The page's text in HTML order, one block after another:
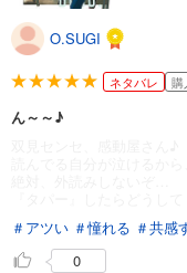
O.SUGI
ネタバレ 購
ん～～♪
＃アツい ＃憧れる ＃共感
0